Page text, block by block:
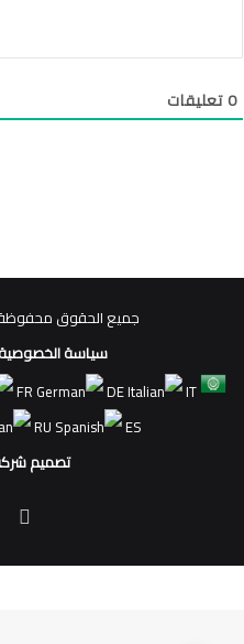
0تعليقات
جميع الحقوق محفوظة
سياسة الخصوصية
FR DE
IT
RU
ES
تصميم شركة